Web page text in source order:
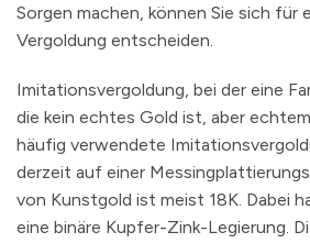
Sorgen machen, können Sie sich für
Vergoldung entscheiden.
Imitationsvergoldung, bei der eine
die kein echtes Gold ist, aber
häufig verwendete
derzeit auf einer
von Kunstgold ist meist 18K. Dabei
eine binäre Kupfer-Zink-Legierung.